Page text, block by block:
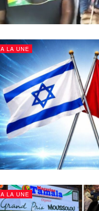
A LA UNE
A LA UNE